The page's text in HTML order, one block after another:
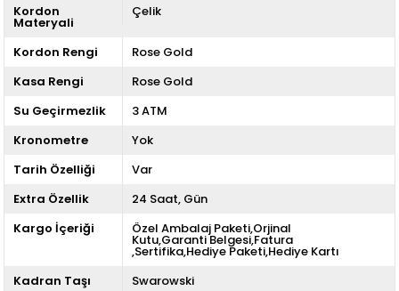
Kordon
Materyali
Çelik
Kordon Rengi
Rose Gold
Kasa Rengi
Rose Gold
Su Geçirmezlik
3 ATM
Kronometre
Yok
Tarih Özelliği
Var
Extra Özellik
24 Saat Gün
Kargo İçeriği
Özel Ambalaj Paketi,Orjinal
Kutu,Garanti Belgesi,Fatura
,Sertifika,Hediye Paketi,Hediye Kartı
Kadran Taşı
Swarowski